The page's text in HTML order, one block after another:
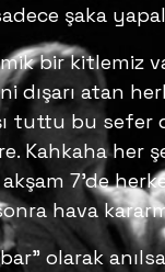
şaka
bir kitlemiz
dışarı atan
tuttu bu sefer
Kahkaha her
7’de
hava
olarak